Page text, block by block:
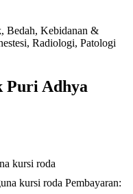
Bedah, Kebidanan &
Radiologi, Patologi
Puri Adhya
kursi roda
kursi roda Pembayaran: